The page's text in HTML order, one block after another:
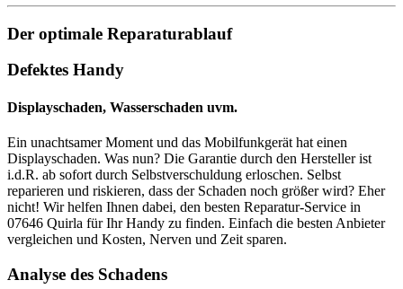
Der optimale Reparaturablauf
Defektes Handy
Displayschaden, Wasserschaden uvm.
Ein unachtsamer Moment und das Mobilfunkgerät hat einen
Displayschaden. Was nun? Die Garantie durch den Hersteller ist
i.d.R. ab sofort durch Selbstverschuldung erloschen. Selbst
reparieren und riskieren, dass der Schaden noch größer wird? Eher
nicht! Wir helfen Ihnen dabei, den besten Reparatur-Service in
07646 Quirla für Ihr Handy zu finden. Einfach die besten Anbieter
vergleichen und Kosten, Nerven und Zeit sparen.
Analyse des Schadens